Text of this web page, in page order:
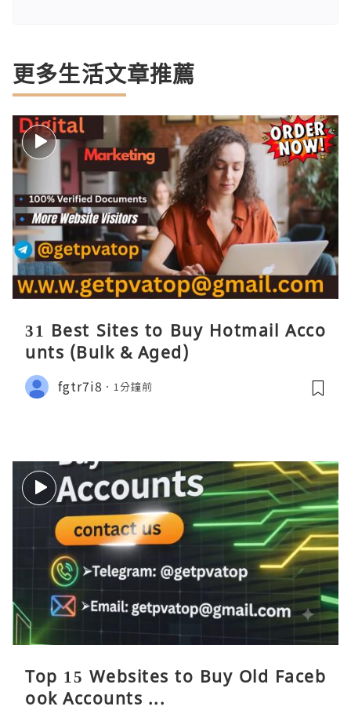
更多生活文章推薦
31 Best Sites to Buy Hotmail Acco
unts (Bulk & Aged)
fgtr7i8 1分鐘前
Top 15 Websites to Buy Old Faceb
ook Accounts ...